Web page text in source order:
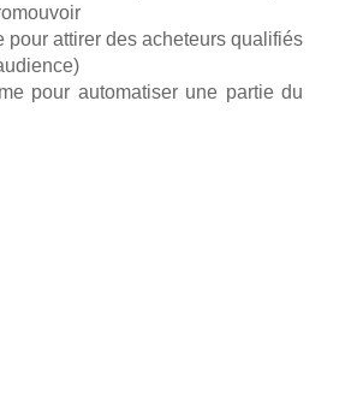
pour attirer des acheteurs qualifiés
pour automatiser une partie du